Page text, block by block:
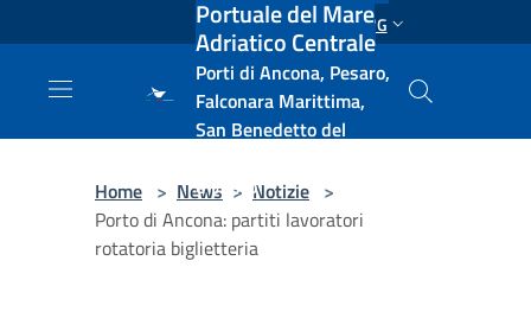
Salta al contenuto principale ENG
Portuale del Mare
Adriatico Centrale
Porti di Ancona, Pesaro,
Falconara Marittima,
San Benedetto del
e Vasto
Home > News > Notizie >
Porto di Ancona: partiti lavoratori
rotatoria biglietteria